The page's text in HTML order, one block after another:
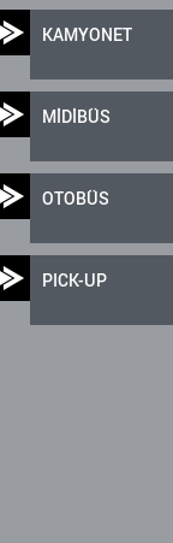
KAMYONET
MİDİBÜS
OTOBÜS
PICK-UP